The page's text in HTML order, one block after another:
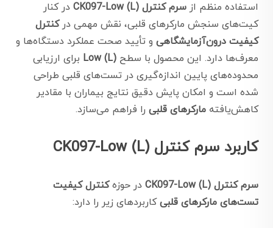
استفاده منظم از سرم کنترل CK097-Low (L)
در کنار
کیت‌های سنجش مارکرهای قلبی، نقش مهمی درکنترل
کیفیت درون‌آزمایشگاهی و تأیید صحت عملکرد دستگاه‌ها و
معرف‌ها دارد. این محصول با سطح Low (L) برای ارزیابی
محدوده‌های پایین اندازه‌گیری در تست‌های قلبی طراحی
شده است و امکان پایش دقیق نتایج بیماران با مقادیر
کاهش‌یافته مارکرهای قلبی را فراهم می‌سازد.
کاربرد سرم کنترل CK097-Low (L)
سرم کنترل CK097-Low (L) در حوزهکنترل کیفیت
تست‌های مارکرهای قلبیکاربردهای زیر را دارد: